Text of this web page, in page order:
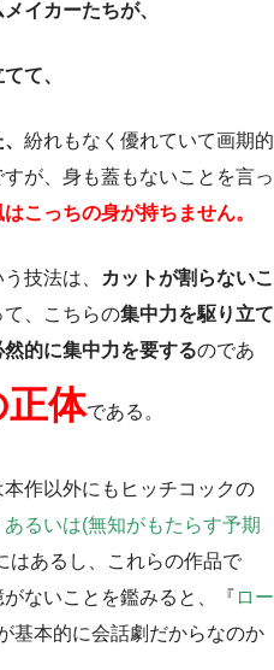
イカーたちが、
て、
紛れもなく優れていて画期的
が、身も蓋もないことを言っ
こっちの身が持ちません。
技法は、
カットが割らないこ
て、こちらの集中力を駆り立て
然的に集中力を要するのであ
体である。
作以外にもヒッチコックの
るいは(無知がもたらす予期
はあるし、これらの作品で
がないことを鑑みると、『 ロー
基本的に会話劇だからなのか